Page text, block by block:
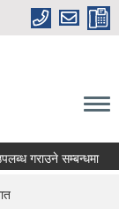
गराउने सम्बन्धमा